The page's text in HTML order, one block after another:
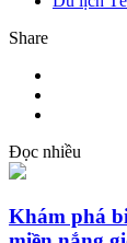
Share
Đọc nhiều
Khám phá